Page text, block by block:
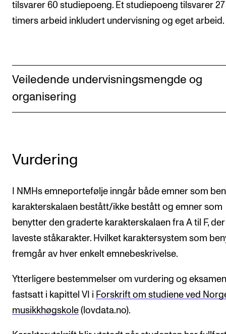
tilsvarer 60 studiepoeng. Et studiepoeng tilsvarer
timers arbeid inkludert undervisning og eget arbeid.
Veiledende undervisningsmengde og
organisering
Vurdering
I NMHs emneportefølje inngår både emner som
karakterskalaen bestått/ikke bestått og emner som
benytter den graderte karakterskalaen fra A til F, der
laveste ståkarakter. Hvilket karaktersystem som
fremgår av hver enkelt emnebeskrivelse.
Ytterligere bestemmelser om vurdering og
fastsatt i kapittel VI i Forskrift om studiene ved
musikkhøgskole (lovdata.no).